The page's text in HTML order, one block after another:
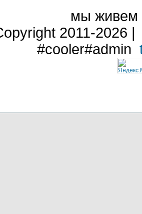
мы
2011-2026
#cooler#admin